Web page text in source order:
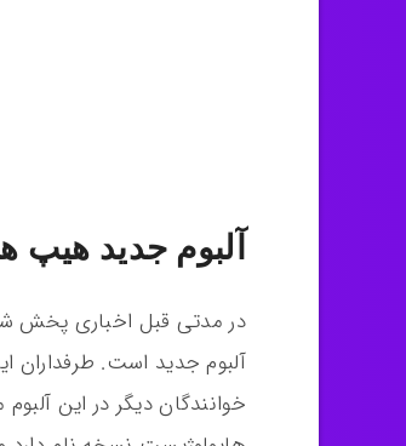
آلبوم جدید هیپ
در مدتی قبل اخباری پخش
آلبوم جدید است. طرفداران
خوانندگان دیگر در این